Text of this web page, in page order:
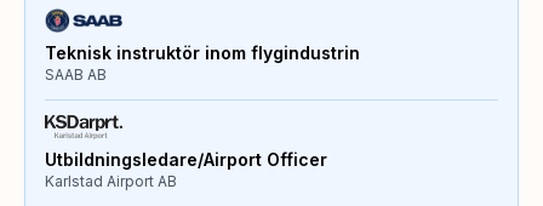
Teknisk instruktör inom flygindustrin
SAAB AB
Utbildningsledare/Airport Officer
Karlstad Airport AB